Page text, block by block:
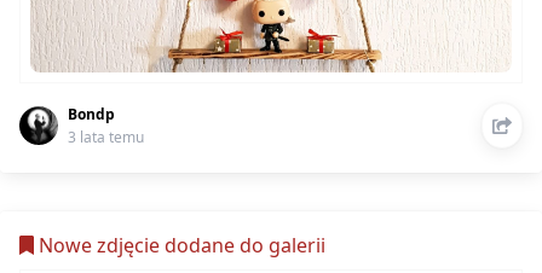
Bondp
3 lata temu
Nowe zdjęcie dodane do galerii